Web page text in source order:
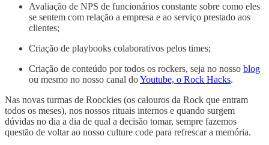
Avaliação de NPS de funcionários constante sobre como eles
se sentem com relação a empresa e ao serviço prestado aos
clientes;
Criação de playbooks colaborativos pelos times;
Criação de conteúdo por todos os rockers, seja no nosso blog
ou mesmo no nosso canal doYoutube, o Rock Hacks.
Nas novas turmas de Roockies (os calouros da Rock que entram
todos os meses), nos nossos rituais internos e quando surgem
dúvidas no dia a dia de qual a decisão tomar, sempre fazemos
questão de voltar ao nosso culture code para refrescar a memória.